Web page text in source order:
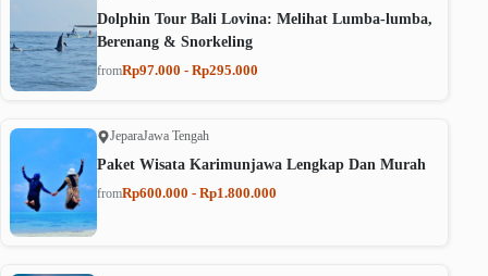
Dolphin Tour Bali Lovina: Melihat Lumba-lumba,
Berenang & Snorkeling
fromRp97.000 - Rp295.000
JeparaJawa Tengah
Paket Wisata Karimunjawa Lengkap Dan Murah
fromRp600.000 - Rp1.800.000